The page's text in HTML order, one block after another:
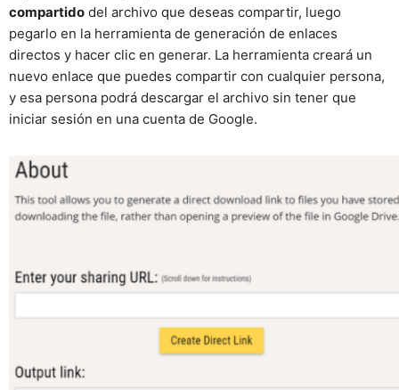
compartido del archivo que deseas compartir, luego
pegarlo en la herramienta de generación de enlaces
directos y hacer clic en generar. La herramienta creará un
nuevo enlace que puedes compartir con cualquier persona,
y esa persona podrá descargar el archivo sin tener que
iniciar sesión en una cuenta de Google.